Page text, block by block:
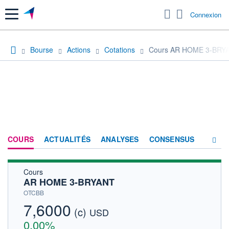
Menu Connexion
Bourse Actions Cotations Cours AR HOME 3-
COURS ACTUALITÉS ANALYSES CONSENSUS
Cours
AR HOME 3-BRYANT
OTCBB
7,6000 (c) USD
0,00%